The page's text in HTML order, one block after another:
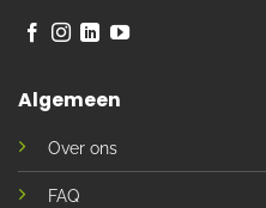
Algemeen
Over ons
FAQ